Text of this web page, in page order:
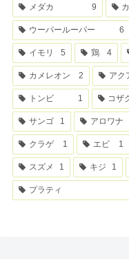
メダカ 9
ウーパールーパー 6
イモリ 5 鶏 4
カメレオン 2 アク
トンビ 1 コザ
サンゴ 1 アロワナ
クラゲ 1 エビ 1
スズメ 1 キジ 1
プラティ